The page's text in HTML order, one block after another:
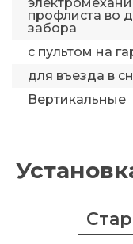
профлиста во
забора
с пультом на
для въезда в
Вертикальные